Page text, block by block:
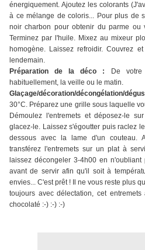
énergiquement. Ajoutez les colorants
à ce mélange de coloris... Pour plus de
noir charbon pour obtenir du parme ou
Terminez par l'huile. Mixez au mixeur
homogène. Laissez refroidir. Couvrez
lendemain.
Préparation de la déco :
De
habituellement, la veille ou le matin.
Glaçage/décoration/décongélation/
30°C. Préparez une grille sous laquelle
Démoulez l'entremets et déposez-le
glacez-le. Laissez s'égoutter puis raclez
dessous avec la lame d'un couteau.
transférez l'entremets sur un plat à
laissez décongeler 3-4h00 en
avant de servir afin qu'il soit à
envies... C'est prêt ! Il ne vous reste plus
toujours avec délectation, cet
chocolaté :-) :-) :-)